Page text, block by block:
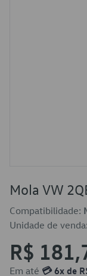
Mola VW
Compatibilidade:
Unidade de venda:
R$
Em até 💳 6x de